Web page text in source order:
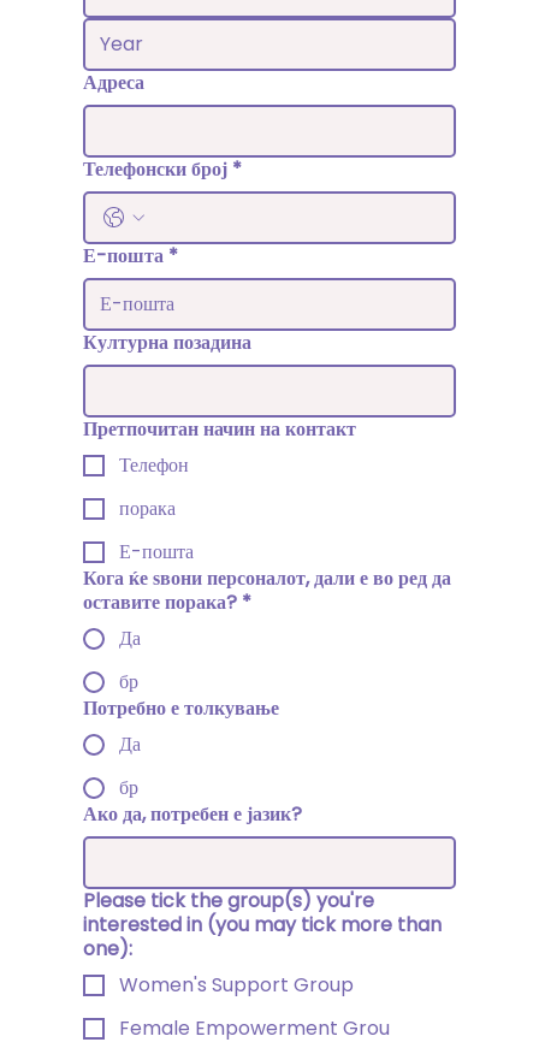
Адреса
Телефонски број *
Е-пошта *
Културна позадина
Претпочитан начин на контакт
Телефон
порака
Е-пошта
Кога ќе ѕвони персоналот, дали е во ред да
оставите порака? *
Да
бр
Потребно е толкување
Да
бр
Ако да, потребен е јазик?
Please tick the group(s) you're
interested in (you may tick more than
one):
Women's Support Group
Female Empowerment Grou